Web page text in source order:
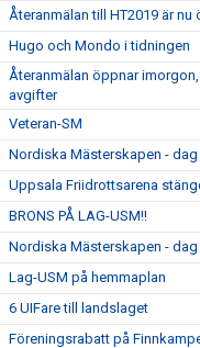
Återanmälan till HT2019 är nu
Hugo och Mondo i tidningen
Återanmälan öppnar
avgifter
Veteran-SM
Nordiska Mästerskapen - dag
Uppsala Friidrottsarena
BRONS PÅ LAG-USM!!
Nordiska Mästerskapen - dag
Lag-USM på hemmaplan
6 UIFare till landslaget
Föreningsrabatt på